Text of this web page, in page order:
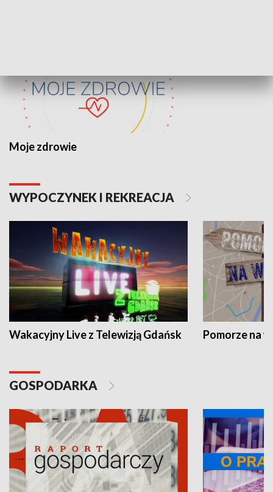
Moje zdrowie
WYPOCZYNEK I REKREACJA
Wakacyjny Live z Telewizją Gdańsk Pomorze na
GOSPODARKA